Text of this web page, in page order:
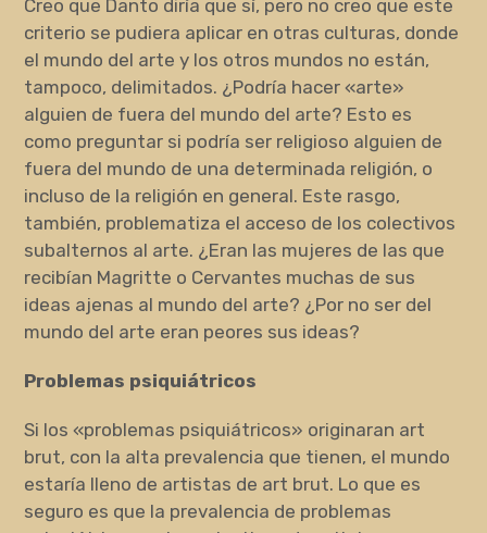
Creo que Danto diría que sí, pero no creo que este
criterio se pudiera aplicar en otras culturas, donde
el mundo del arte y los otros mundos no están,
tampoco, delimitados. ¿Podría hacer «arte»
alguien de fuera del mundo del arte? Esto es
como preguntar si podría ser religioso alguien de
fuera del mundo de una determinada religión, o
incluso de la religión en general. Este rasgo,
también, problematiza el acceso de los colectivos
subalternos al arte. ¿Eran las mujeres de las que
recibían Magritte o Cervantes muchas de sus
ideas ajenas al mundo del arte? ¿Por no ser del
mundo del arte eran peores sus ideas?
Problemas psiquiátricos
Si los «problemas psiquiátricos» originaran art
brut, con la alta prevalencia que tienen, el mundo
estaría lleno de artistas de art brut. Lo que es
seguro es que la prevalencia de problemas